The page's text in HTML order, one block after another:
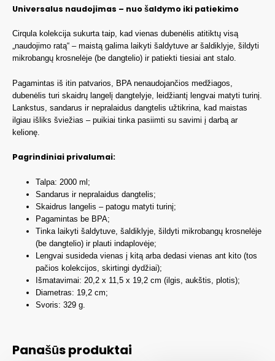
Universalus naudojimas – nuo šaldymo iki patiekimo
Cirqula kolekcija sukurta taip, kad vienas dubenėlis atitiktų visą
„naudojimo ratą“ – maistą galima laikyti šaldytuve ar šaldiklyje, šildyti
mikrobangų krosnelėje (be dangtelio) ir patiekti tiesiai ant stalo.
Pagamintas iš itin patvarios, BPA nenaudojančios medžiagos,
dubenėlis turi skaidrų langelį dangtelyje, leidžiantį lengvai matyti turinį.
Lankstus, sandarus ir nepralaidus dangtelis užtikrina, kad maistas
ilgiau išliks šviežias – puikiai tinka pasiimti su savimi į darbą ar
kelionę.
Pagrindiniai privalumai:
Talpa: 2000 ml;
Sandarus ir nepralaidus dangtelis;
Skaidrus langelis – patogu matyti turinį;
Pagamintas be BPA;
Tinka laikyti šaldytuve, šaldiklyje, šildyti mikrobangų krosnelėje
(be dangtelio) ir plauti indaplovėje;
Lengvai susideda vienas į kitą arba dedasi vienas ant kito (tos
pačios kolekcijos, skirtingi dydžiai);
Išmatavimai: 20,2 x 11,5 x 19,2 cm (ilgis, aukštis, plotis);
Diametras: 19,2 cm;
Svoris: 329 g.
Panašūs produktai